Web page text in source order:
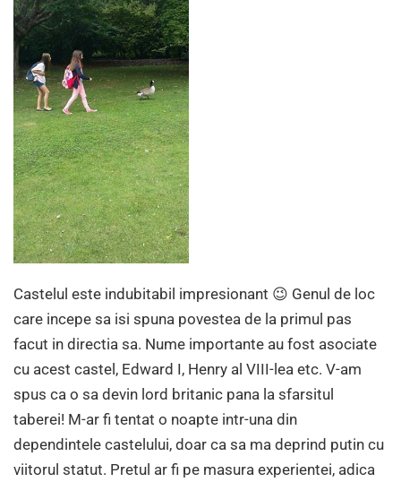
Castelul este indubitabil impresionant 😉 Genul de loc
care incepe sa isi spuna povestea de la primul pas
facut in directia sa. Nume importante au fost asociate
cu acest castel, Edward I, Henry al VIII-lea etc. V-am
spus ca o sa devin lord britanic pana la sfarsitul
taberei! M-ar fi tentat o noapte intr-una din
dependintele castelului, doar ca sa ma deprind putin cu
viitorul statut. Pretul ar fi pe masura experientei, adica